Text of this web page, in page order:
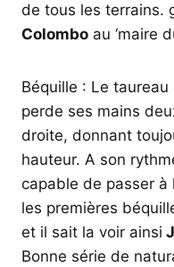
de tous les terrains.
Colombo au ‘maire
Béquille : Le taureau
perde ses mains
droite, donnant
hauteur. A son
capable de passer à
les premières
et il sait la voir ainsi
Bonne série de